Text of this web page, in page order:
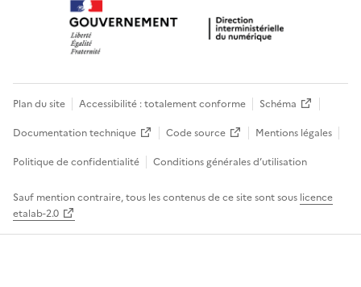
Plan du site Accessibilité : totalement conforme
Schéma
Documentation technique
Code source
Mentions légales
Politique de confidentialité
Conditions générales d’utilisation
Sauf mention contraire, tous les contenus de ce site sont sous licence
etalab-2.0